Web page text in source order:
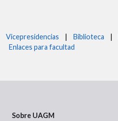
Vicepresidencias | Biblioteca |
Enlaces para facultad
Sobre UAGM